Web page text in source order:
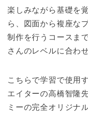
楽しみながら基礎を
ら、図面から複座な
制作を行うコースま
さんのレベルに合わ
こちらで学習で使用
エイターの高橋智隆
ミーの完全オリジナ